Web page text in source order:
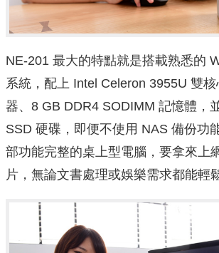
NE-201 最大的特點就是搭載熟悉的
系統，配上 Intel Celeron 3955U 雙
器、8 GB DDR4 SODIMM 記憶體，
SSD 硬碟，即便不使用 NAS 備份功
部功能完整的桌上型電腦，要拿來上
片，無論文書處理或娛樂需求都能輕